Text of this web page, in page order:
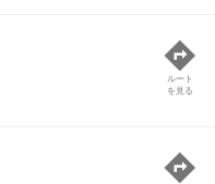
ルート
を見る